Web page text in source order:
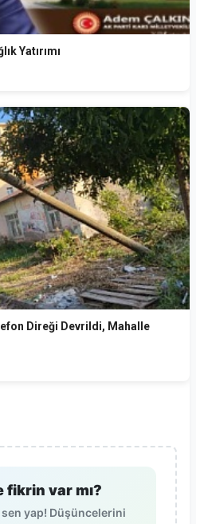
Yatırımı
Direği Devrildi, Mahalle
fikrin var mı?
yap! Düşüncelerini